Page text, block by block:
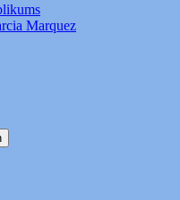
Marquez